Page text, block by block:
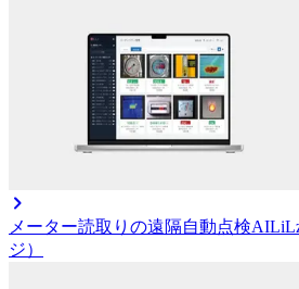
メーター読取りの遠隔自動点検AI
ジ）